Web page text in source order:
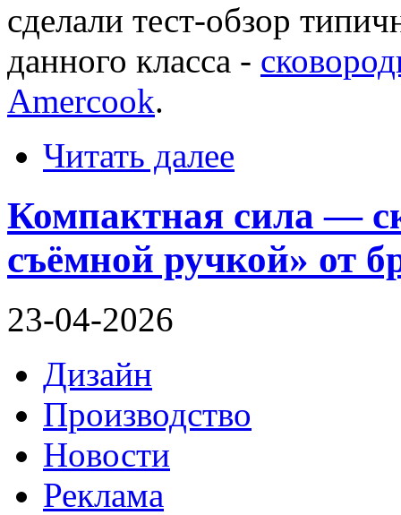
сделали тест-обзор
данного класса -
Amercook.
Читать далее
Компактная сила —
съёмной ручкой» от
23-04-2026
Дизайн
Производство
Новости
Реклама